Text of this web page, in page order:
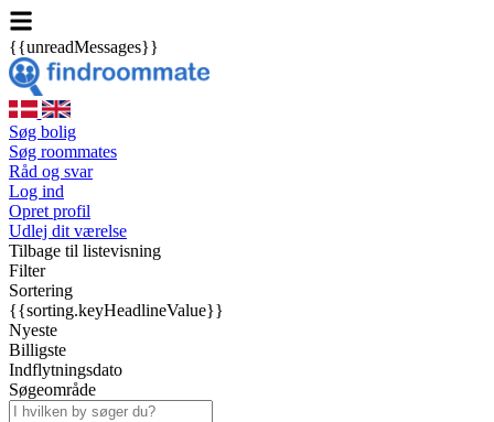
{{unreadMessages}}
Søg bolig
Søg roommates
Råd og svar
Log ind
Opret profil
Udlej dit værelse
Tilbage til listevisning
Filter
Sortering
{{sorting.keyHeadlineValue}}
Nyeste
Billigste
Indflytningsdato
Søgeområde